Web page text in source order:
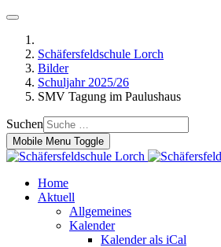
Schäfersfeldschule Lorch
Bilder
Schuljahr 2025/26
SMV Tagung im Paulushaus
Suchen
Mobile Menu Toggle
Home
Aktuell
Allgemeines
Kalender
Kalender als iCal